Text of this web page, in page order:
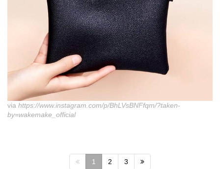
via https://www.instagram.com/p/BhLVsBNFfqm/?taken-
by=wakemake_official
1 2 3